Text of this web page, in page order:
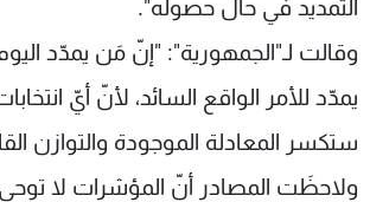
التمديد في حال حصوله".
وقالت لـ"الجمهورية": "إنّ مَن يمدّد
يمدّد للأمر الواقع السائد، لأنّ أيّ
ستكسر المعادلة الموجودة والتوازن
ولاحظَت المصادر أنّ المؤشرات لا توحي